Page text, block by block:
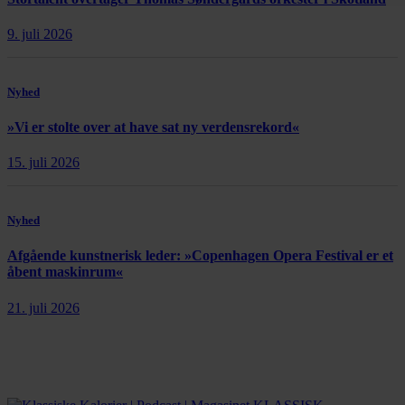
9. juli 2026
Nyhed
»Vi er stolte over at have sat ny verdensrekord«
15. juli 2026
Nyhed
Afgående kunstnerisk leder: »Copenhagen Opera Festival er et
åbent maskinrum«
21. juli 2026